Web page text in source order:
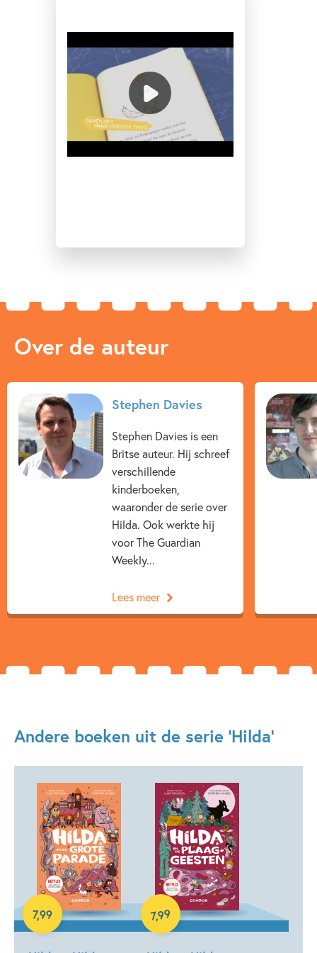
Over de auteur
Stephen Davies
Stephen Davies is een
Britse auteur. Hij schreef
verschillende
kinderboeken,
waaronder de serie over
Hilda. Ook werkte hij
voor The Guardian
Weekly...
Lees meer
Andere boeken uit de serie 'Hilda'
7,99
E-book
7,99
E-book